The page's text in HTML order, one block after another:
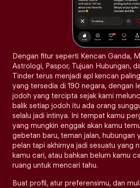
Dengan fitur seperti Kencan Ganda,
Astrologi, Paspor, Tujuan Hubungan,
Tinder terus menjadi apl kencan
yang tersedia di 190 negara, dengan
jodoh yang tercipta sejak kami
balik setiap jodoh itu ada orang
selalu jadi intinya. Ini tempat kamu
yang mungkin enggak akan kamu
gebetan baru, teman jalan, hubungan
pelan tapi akhirnya jadi sesuatu yang
kamu cari, atau bahkan belum kamu
ruang untuk mencari tahu.
Buat profil, atur preferensimu, dan